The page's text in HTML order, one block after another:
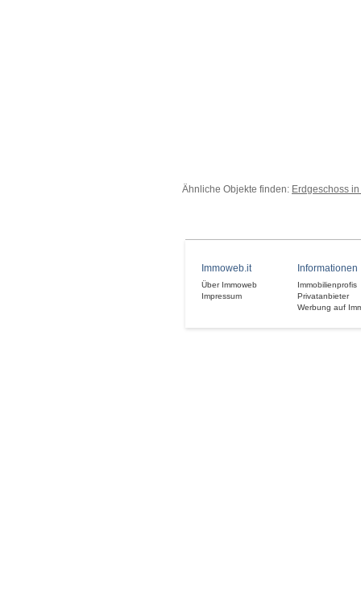
Ähnliche Objekte finden: Erdgeschoss
Immoweb.it
Über Immoweb
Impressum
Informationen
Immobilienprofis
Privatanbieter
Werbung auf